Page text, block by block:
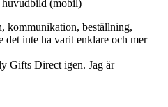
kommunikation, beställning,
inte ha varit enklare och mer
Gifts Direct igen. Jag är